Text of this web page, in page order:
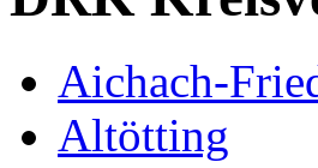
Aichach-
Altötting